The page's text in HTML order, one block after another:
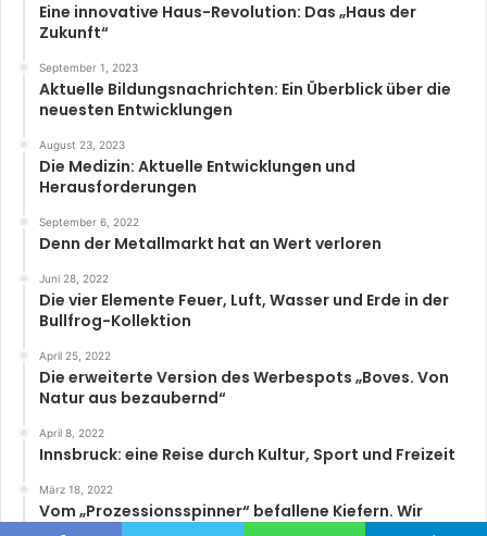
Eine innovative Haus-Revolution: Das „Haus der
Zukunft“
September 1, 2023
Aktuelle Bildungsnachrichten: Ein Überblick über die
neuesten Entwicklungen
August 23, 2023
Die Medizin: Aktuelle Entwicklungen und
Herausforderungen
September 6, 2022
Denn der Metallmarkt hat an Wert verloren
Juni 28, 2022
Die vier Elemente Feuer, Luft, Wasser und Erde in der
Bullfrog-Kollektion
April 25, 2022
Die erweiterte Version des Werbespots „Boves. Von
Natur aus bezaubernd“
April 8, 2022
Innsbruck: eine Reise durch Kultur, Sport und Freizeit
März 18, 2022
Vom „Prozessionsspinner“ befallene Kiefern. Wir